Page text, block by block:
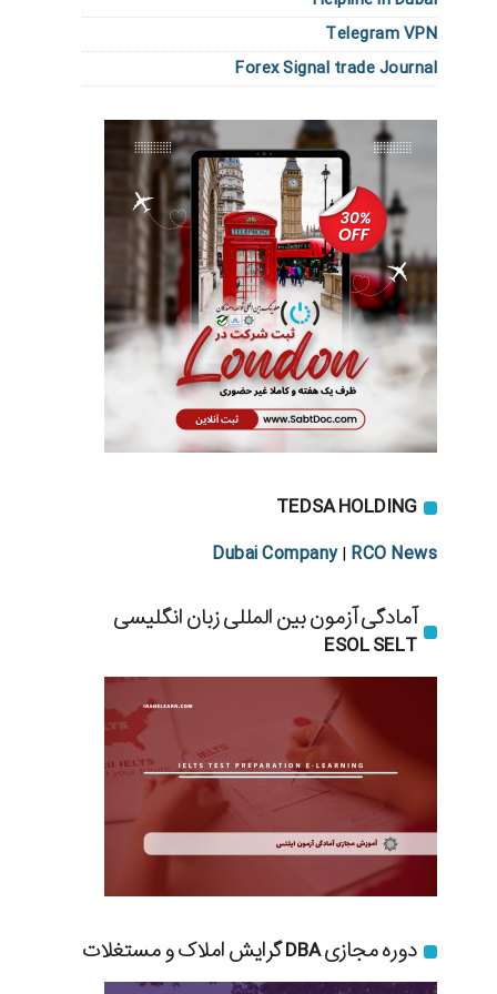
Telegram VPN
Forex Signal trade Journal
TEDSA HOLDING
Dubai Company| RCO News
آمادگی آزمون بین المللی زبان انگلیسی
ESOL SELT
دوره مجازی DBA گرایش املاک و مستغلات